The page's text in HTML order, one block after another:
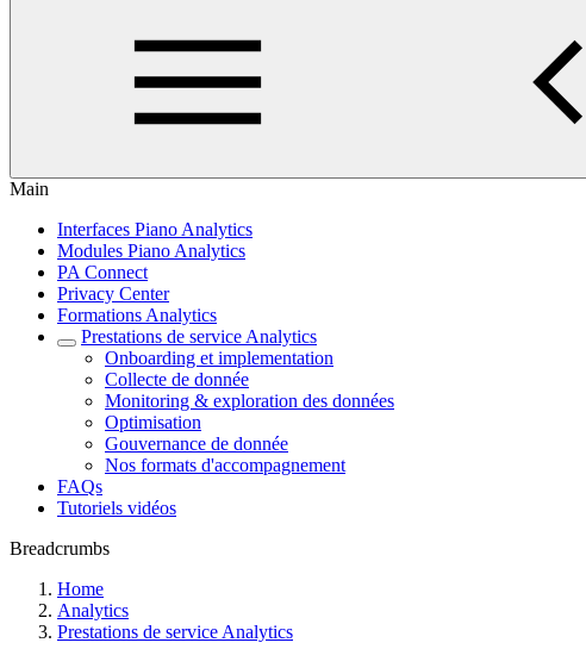
Main
Interfaces Piano Analytics
Modules Piano Analytics
PA Connect
Privacy Center
Formations Analytics
Prestations de service Analytics
Onboarding et implementation
Collecte de donnée
Monitoring & exploration des données
Optimisation
Gouvernance de donnée
Nos formats d'accompagnement
FAQs
Tutoriels vidéos
Breadcrumbs
Home
Analytics
Prestations de service Analytics